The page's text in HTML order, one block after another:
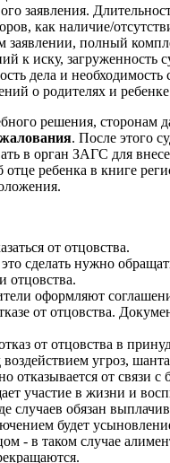
заявления.
как наличие/
заявлении, полный
к иску, загруженность
дела и необходимость
о родителях и
решения, сторонам
. После этого
в орган ЗАГС для
ребенка в книге
от отцовства.
сделать нужно
отцовства.
оформляют
от отцовства.
от отцовства в
воздействием угроз,
отказывается от связи с
участие в жизни и
случаев обязан
будет
- в таком случае